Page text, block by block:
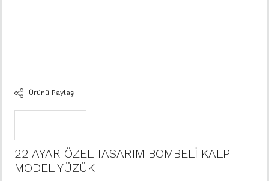
Ürünü Paylaş
22 AYAR ÖZEL TASARIM BOMBELİ KALP
MODEL YÜZÜK